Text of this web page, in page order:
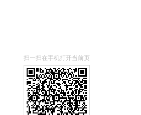
扫一扫在手机打开当前页